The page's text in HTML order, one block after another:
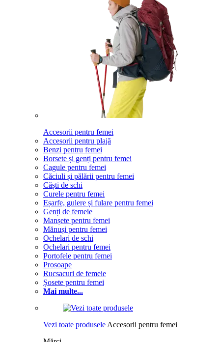
Accesorii pentru femei
Accesorii pentru plajă
Benzi pentru femei
Borsete și genți pentru femei
Cagule pentru femei
Căciuli și pălării pentru femei
Căști de schi
Curele pentru femei
Eșarfe, gulere și fulare pentru femei
Genți de femeie
Manșete pentru femei
Mănuși pentru femei
Ochelari de schi
Ochelari pentru femei
Portofele pentru femei
Prosoape
Rucsacuri de femeie
Șosete pentru femei
Mai multe...
Vezi toate produsele Accesorii pentru femei